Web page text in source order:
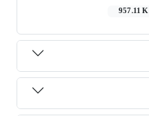
957.11 K